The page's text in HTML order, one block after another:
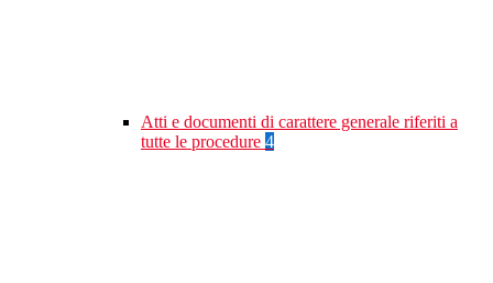
Atti e documenti di carattere generale riferiti a
tutte le procedure 4